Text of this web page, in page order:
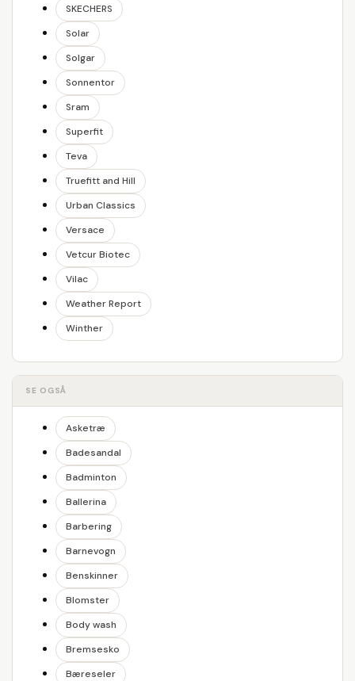
SKECHERS
Solar
Solgar
Sonnentor
Sram
Superfit
Teva
Truefitt and Hill
Urban Classics
Versace
Vetcur Biotec
Vilac
Weather Report
Winther
SE OGSÅ
Asketræ
Badesandal
Badminton
Ballerina
Barbering
Barnevogn
Benskinner
Blomster
Body wash
Bremsesko
Bæreseler